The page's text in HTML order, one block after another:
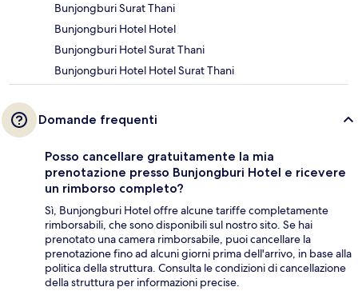
Bunjongburi Surat Thani
Bunjongburi Hotel Hotel
Bunjongburi Hotel Surat Thani
Bunjongburi Hotel Hotel Surat Thani
Domande frequenti
Posso cancellare gratuitamente la mia
prenotazione presso Bunjongburi Hotel e ricevere
un rimborso completo?
Sì, Bunjongburi Hotel offre alcune tariffe completamente
rimborsabili, che sono disponibili sul nostro sito. Se hai
prenotato una camera rimborsabile, puoi cancellare la
prenotazione fino ad alcuni giorni prima dell'arrivo, in base alla
politica della struttura. Consulta le condizioni di cancellazione
della struttura per informazioni precise.